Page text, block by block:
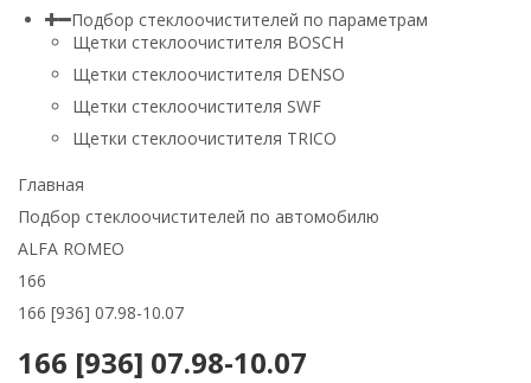
Подбор стеклоочистителей по параметрам
Щетки стеклоочистителя BOSCH
Щетки стеклоочистителя DENSO
Щетки стеклоочистителя SWF
Щетки стеклоочистителя TRICO
Главная
Подбор стеклоочистителей по автомобилю
ALFA ROMEO
166
166 [936] 07.98-10.07
166 [936] 07.98-10.07